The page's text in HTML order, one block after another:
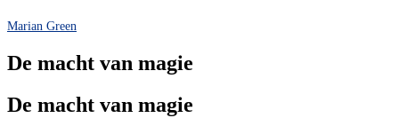
Marian Green
De macht van magie
De macht van magie